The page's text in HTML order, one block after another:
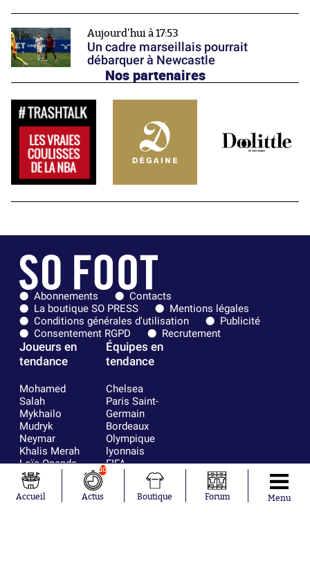
Aujourd'hui à 17:53
Un cadre marseillais pourrait
débarquer à Newcastle
Nos partenaires
Abonnements
Contacts
La boutique SO PRESS
Mentions légales
Conditions générales d'utilisation
Publicité
Consentement RGPD
Recrutement
Joueurs en
tendance
Mohamed
Salah
Mykhailo
Mudryk
Neymar
Khalis Merah
Loïs Openda
Moussa
Niakhaté
Nicolás
Équipes en
tendance
Chelsea
Paris Saint-
Germain
Bordeaux
Olympique
lyonnais
FIFA
Real Madrid
RC Strasbourg
AC Milan
Accueil
10
Actus Boutique Forum Menu